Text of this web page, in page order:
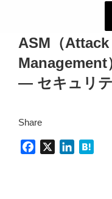
ASM（
Management
― セキュリ
Share